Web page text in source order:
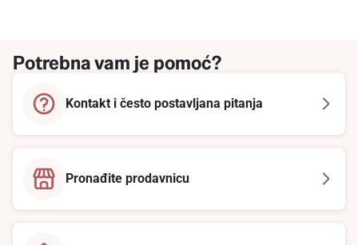
Potrebna vam je pomoć?
Kontakt i često postavljana pitanja
Pronađite prodavnicu